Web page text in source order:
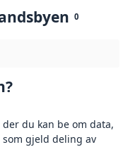
0
du kan be om data,
gjeld deling av